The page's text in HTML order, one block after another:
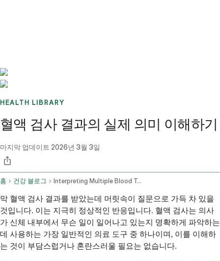
HEALTH LIBRARY
혈액 검사 결과의 실제 의미 이해하기
마지막 업데이트 2026년 3월 3일
홈 건강 블로그 Interpreting Multiple Blood Test Results For Health Concerns
막 혈액 검사 결과를 받았는데 머릿속이 질문으로 가득 차 있을
것입니다. 이는 지극히 정상적인 반응입니다. 혈액 검사는 의사
가 신체 내부에서 무슨 일이 일어나고 있는지 명확하게 파악하는
데 사용하는 가장 일반적인 의료 도구 중 하나이며, 이를 이해하
는 것이 부담스럽거나 혼란스러울 필요는 없습니다.